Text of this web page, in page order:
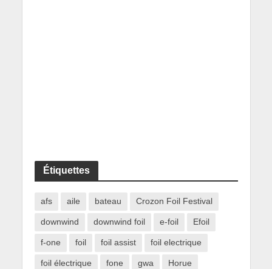
Étiquettes
afs aile bateau Crozon Foil Festival
downwind downwind foil e-foil Efoil
f-one foil foil assist foil electrique
foil électrique fone gwa Horue